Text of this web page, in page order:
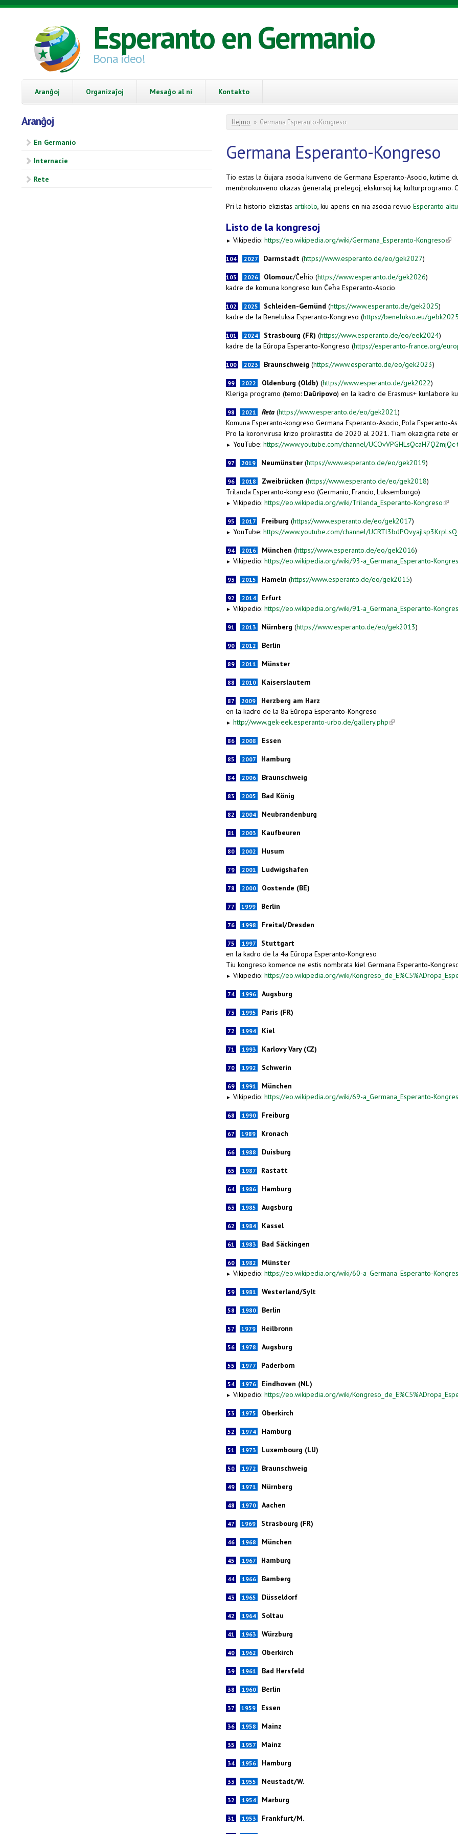
Skip to main content
Esperanto en Germanio
Bona ideo!
Aranĝoj Organizaĵoj Mesaĝo al ni Kontakto
Aranĝoj
En Germanio
Internacie
Rete
You are here
Hejmo » Germana Esperanto-Kongreso
Germana Esperanto-Kongreso
Tio estas la ĉiujara asocia kunveno de Germana Esperanto-Asocio,
membrokunveno okazas ĝeneralaj prelegoj, ekskursoj kaj kulturprogramo.
Pri la historio ekzistas artikolo, kiu aperis en nia asocia revuo Esperanto
Listo de la kongresoj
► Vikipedio: https://eo.wikipedia.org/wiki/Germana_Esperanto-Kongreso
104 2027 Darmstadt (https://www.esperanto.de/eo/gek2027)
103 2026 Olomouc/Ĉeĥio (https://www.esperanto.de/gek2026)
kadre de komuna kongreso kun Ĉeĥa Esperanto-Asocio
102 2025 Schleiden-Gemünd (https://www.esperanto.de/gek2025)
kadre de la Beneluksa Esperanto-Kongreso (https://benelukso.eu/gebk2025
101 2024 Strasbourg (FR) (https://www.esperanto.de/eo/eek2024)
kadre de la Eŭropa Esperanto-Kongreso (https://esperanto-france.org/
100 2023 Braunschweig (https://www.esperanto.de/eo/gek2023)
99 2022 Oldenburg (Oldb) (https://www.esperanto.de/gek2022)
Kleriga programo (temo: Daŭripovo) en la kadro de Erasmus+ kunlabore
98 2021 Reta (https://www.esperanto.de/eo/gek2021)
Komuna Esperanto-kongreso Germana Esperanto-Asocio, Pola Esperanto-
Pro la koronvirusa krizo prokrastita de 2020 al 2021. Tiam okazigita rete
► YouTube: https://www.youtube.com/channel/
97 2019 Neumünster (https://www.esperanto.de/eo/gek2019)
96 2018 Zweibrücken (https://www.esperanto.de/eo/gek2018)
Trilanda Esperanto-kongreso (Germanio, Francio, Luksemburgo)
► Vikipedio: https://eo.wikipedia.org/wiki/Trilanda_Esperanto-Kongreso(link
95 2017 Freiburg (https://www.esperanto.de/eo/gek2017)
► YouTube: https://www.youtube.com/channel/UCRTl3bdPOvyajlsp3KrpLsQ
94 2016 München (https://www.esperanto.de/eo/gek2016)
► Vikipedio: https://eo.wikipedia.org/wiki/93-a_Germana_Esperanto-
93 2015 Hameln (https://www.esperanto.de/eo/gek2015)
92 2014 Erfurt
► Vikipedio: https://eo.wikipedia.org/wiki/91-a_Germana_Esperanto-
91 2013 Nürnberg (https://www.esperanto.de/eo/gek2013)
90 2012 Berlin
89 2011 Münster
88 2010 Kaiserslautern
87 2009 Herzberg am Harz
en la kadro de la 8a Eŭropa Esperanto-Kongreso
► http://www.gek-eek.esperanto-urbo.de/gallery.php(link is external)
86 2008 Essen
85 2007 Hamburg
84 2006 Braunschweig
83 2005 Bad König
82 2004 Neubrandenburg
81 2003 Kaufbeuren
80 2002 Husum
79 2001 Ludwigshafen
78 2000 Oostende (BE)
77 1999 Berlin
76 1998 Freital/Dresden
75 1997
Stuttgart
en la kadro de la 4a Eŭropa Esperanto-Kongreso
Tiu kongreso komence ne estis nombrata kiel Germana Esperanto-
► Vikipedio: https://eo.wikipedia.org/wiki/
74 1996 Augsburg
73 1995 Paris (FR)
72 1994 Kiel
71 1993 Karlovy Vary (CZ)
70 1992 Schwerin
69 1991 München
► Vikipedio: https://eo.wikipedia.org/wiki/69-a_Germana_Esperanto-
68 1990 Freiburg
67 1989 Kronach
66 1988 Duisburg
65 1987 Rastatt
64 1986 Hamburg
63 1985 Augsburg
62 1984 Kassel
61 1983 Bad Säckingen
60 1982 Münster
► Vikipedio: https://eo.wikipedia.org/wiki/60-a_Germana_Esperanto-
59 1981 Westerland/Sylt
58 1980 Berlin
57 1979 Heilbronn
56 1978 Augsburg
55 1977 Paderborn
54 1976 Eindhoven (NL)
► Vikipedio: https://eo.wikipedia.org/wiki/
53 1975 Oberkirch
52 1974 Hamburg
51 1973 Luxembourg (LU)
50 1972 Braunschweig
49 1971 Nürnberg
48 1970 Aachen
47 1969 Strasbourg (FR)
46 1968 München
45 1967 Hamburg
44 1966 Bamberg
43 1965 Düsseldorf
42 1964 Soltau
41 1963 Würzburg
40 1962 Oberkirch
39 1961 Bad Hersfeld
38 1960 Berlin
37 1959 Essen
36 1958 Mainz
35 1957 Mainz
34 1956 Hamburg
33 1955 Neustadt/W.
32 1954 Marburg
31 1953 Frankfurt/M.